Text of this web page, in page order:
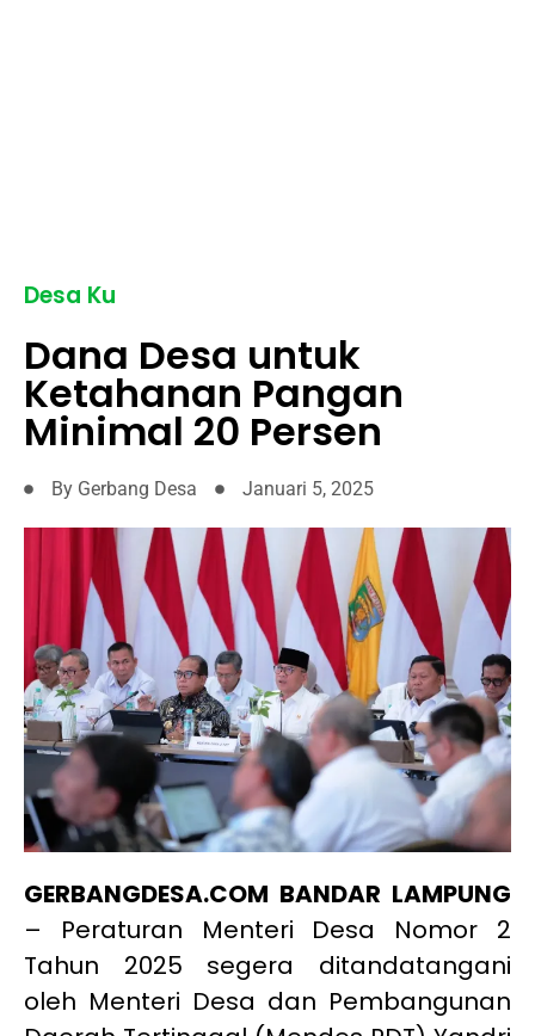
Desa Ku
Dana Desa untuk
Ketahanan Pangan
Minimal 20 Persen
By Gerbang Desa Januari 5, 2025
GERBANGDESA.COM BANDAR LAMPUNG
– Peraturan Menteri Desa Nomor 2
Tahun 2025 segera ditandatangani
oleh Menteri Desa dan Pembangunan